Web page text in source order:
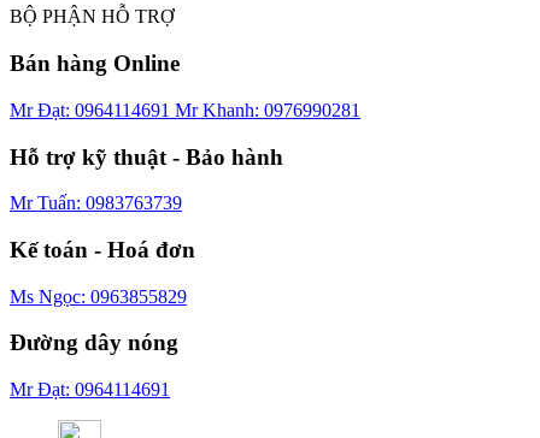
BỘ PHẬN HỖ TRỢ
Bán hàng Online
Mr Đạt: 0964114691 Mr Khanh: 0976990281
Hỗ trợ kỹ thuật - Bảo hành
Mr Tuấn: 0983763739
Kế toán - Hoá đơn
Ms Ngọc: 0963855829
Đường dây nóng
Mr Đạt: 0964114691